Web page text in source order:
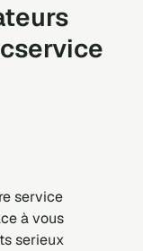
service
à vous
serieux